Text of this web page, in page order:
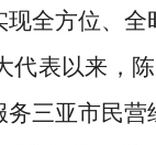
全方位、全
代表以来，
三亚市民